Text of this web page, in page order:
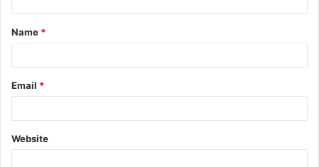
t
*
Name *
Email *
Website